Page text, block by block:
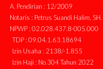
A. Pendirian : 12/2009
Notaris : Petrus Suandi Halim, SH.
NPWP : 02.028.437.8-005.000
TDP : 09.04.1.63.18694
Izin Usaha : 2138/-1.855
Izin Haji : No.304 Tahun 2022